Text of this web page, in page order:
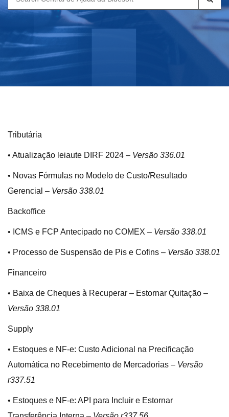
for:
Tributária
• Atualização leiaute DIRF 2024 – Versão 336.01
• Novas Fórmulas no Modelo de Custo/Resultado
Gerencial – Versão 338.01
Backoffice
• ICMS e FCP Antecipado no COMEX – Versão 338.01
• Processo de Suspensão de Pis e Cofins – Versão 338.01
Financeiro
• Baixa de Cheques à Recuperar – Estornar Quitação –
Versão 338.01
Supply
• Estoques e NF-e: Custo Adicional na Precificação
Automática no Recebimento de Mercadorias – Versão
r337.51
• Estoques e NF-e: API para Incluir e Estornar